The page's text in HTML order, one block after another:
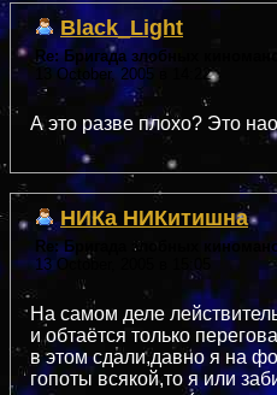
Black_Light
Re: Бригада злобных
13 October, 2005 в 14:22
А это разве плохо? Это
НИКа НИКитишна
Re: Бригада злобных
13 October, 2005 в 15:05
На самом деле
и обтаётся только
в этом сдали,давно я на
гопоты всякой,то я или